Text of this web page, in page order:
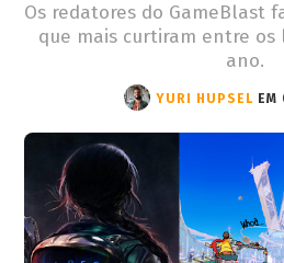
Os redatores do GameBlast
que mais curtiram entre
ano.
YURI HUPSEL